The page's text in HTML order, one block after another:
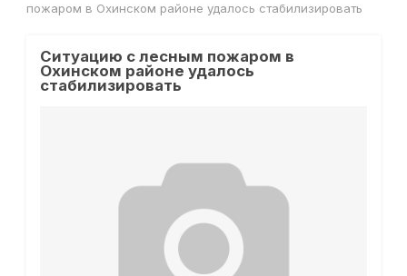
пожаром в Охинском районе удалось стабилизировать
Ситуацию с лесным пожаром в
Охинском районе удалось
стабилизировать